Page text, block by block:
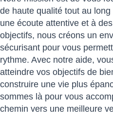
de haute qualité tout au
une écoute attentive et à
objectifs, nous créons un
sécurisant pour vous
rythme. Avec notre aide,
atteindre vos objectifs de
construire une vie plus
sommes là pour vous
chemin vers une meilleure